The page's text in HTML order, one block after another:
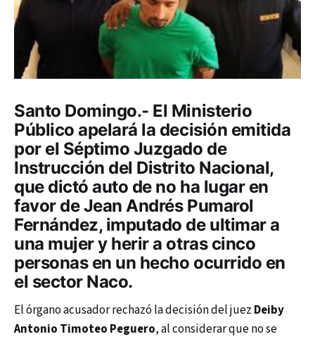
Santo Domingo.- El Ministerio
Público apelará la decisión emitida
por el Séptimo Juzgado de
Instrucción del Distrito Nacional,
que dictó auto de no ha lugar en
favor de Jean Andrés Pumarol
Fernández, imputado de ultimar a
una mujer y herir a otras cinco
personas en un hecho ocurrido en
el sector Naco.
El órgano acusador rechazó la decisión del juez Deiby
Antonio Timoteo Peguero, al considerar que no se